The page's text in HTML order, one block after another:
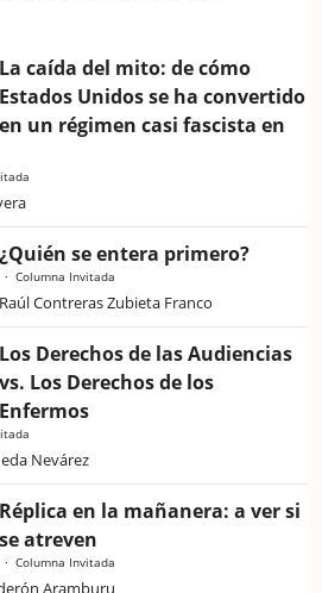
La caída del mito: de cómo
Estados Unidos se ha convertido
en un régimen casi fascista en
¿Quién se entera primero?
Columna Invitada
Raúl Contreras Zubieta Franco
Los Derechos de las Audiencias
vs. Los Derechos de los
Enfermos
Nevárez
Réplica en la mañanera: a ver si
se atreven
Columna Invitada
Aramburu